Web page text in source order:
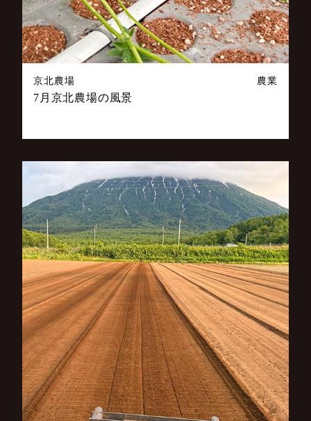
京北農場 農業
7月京北農場の風景